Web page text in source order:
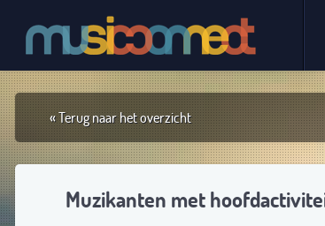
« Terug naar het overzicht
Muzikanten met